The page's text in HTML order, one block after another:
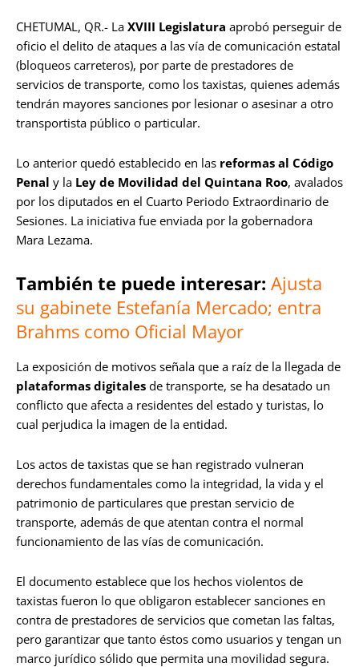
CHETUMAL, QR.- La XVIII Legislatura aprobó perseguir de
oficio el delito de ataques a las vía de comunicación estatal
(bloqueos carreteros), por parte de prestadores de
servicios de transporte, como los taxistas, quienes además
tendrán mayores sanciones por lesionar o asesinar a otro
transportista público o particular.
Lo anterior quedó establecido en las reformas al Código
Penal y la Ley de Movilidad del Quintana Roo, avalados
por los diputados en el Cuarto Periodo Extraordinario de
Sesiones. La iniciativa fue enviada por la gobernadora
Mara Lezama.
También te puede interesar: Ajusta
su gabinete Estefanía Mercado; entra
Brahms como Oficial Mayor
La exposición de motivos señala que a raíz de la llegada de
plataformas digitales de transporte, se ha desatado un
conflicto que afecta a residentes del estado y turistas, lo
cual perjudica la imagen de la entidad.
Los actos de taxistas que se han registrado vulneran
derechos fundamentales como la integridad, la vida y el
patrimonio de particulares que prestan servicio de
transporte, además de que atentan contra el normal
funcionamiento de las vías de comunicación.
El documento establece que los hechos violentos de
taxistas fueron lo que obligaron establecer sanciones en
contra de prestadores de servicios que cometan las faltas,
pero garantizar que tanto éstos como usuarios y tengan un
marco jurídico sólido que permita una movilidad segura.